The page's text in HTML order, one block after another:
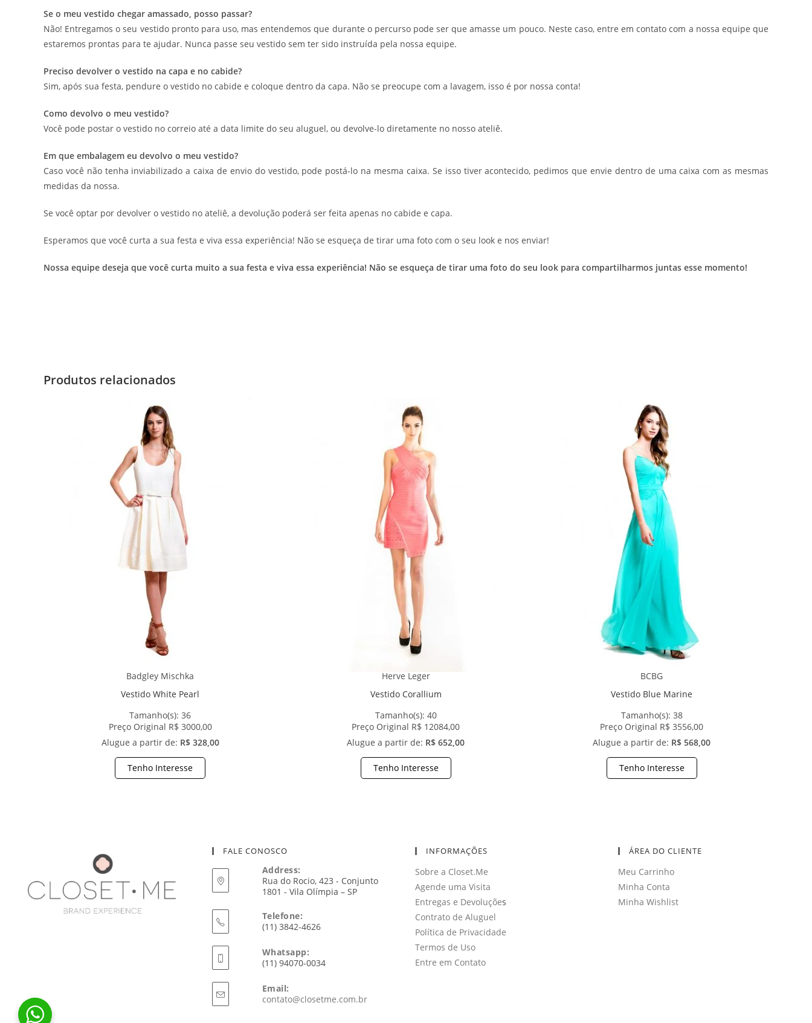
Se o meu vestido chegar amassado, posso passar?
Não! Entregamos o seu vestido pronto para uso, mas entendemos que durante o percurso pode ser que amasse um pouco. Neste caso, entre em contato com a nossa equipe que
estaremos prontas para te ajudar. Nunca passe seu vestido sem ter sido instruída pela nossa equipe.
Preciso devolver o vestido na capa e no cabide?
Sim, após sua festa, pendure o vestido no cabide e coloque dentro da capa. Não se preocupe com a lavagem, isso é por nossa conta!
Como devolvo o meu vestido?
Você pode postar o vestido no correio até a data limite do seu aluguel, ou devolve-lo diretamente no nosso ateliê.
Em que embalagem eu devolvo o meu vestido?
Caso você não tenha inviabilizado a caixa de envio do vestido, pode postá-lo na mesma caixa. Se isso tiver acontecido, pedimos que envie dentro de uma caixa com as mesmas
medidas da nossa.
Se você optar por devolver o vestido no ateliê, a devolução poderá ser feita apenas no cabide e capa.
Esperamos que você curta a sua festa e viva essa experiência! Não se esqueça de tirar uma foto com o seu look e nos enviar!
Nossa equipe deseja que você curta muito a sua festa e viva essa experiência! Não se esqueça de tirar uma foto do seu look para compartilharmos juntas esse momento!
Produtos relacionados
Badgley Mischka
Vestido White Pearl
Tamanho(s):36
Preço Original R$ 3000,00
Alugue a partir de: R$ 328,00
Tenho Interesse
Herve Leger
Vestido Corallium
Tamanho(s): 40
Preço Original R$ 12084,00
Alugue a partir de: R$ 652,00
Tenho Interesse
BCBG
Vestido Blue Marine
Tamanho(s): 38
Preço Original R$ 3556,00
Alugue a partir de: R$ 568,00
Tenho Interesse
FALE CONOSCO
Address:
Rua do Rocio, 423 - Conjunto
1801 - Vila Olímpia – SP
Telefone:
(11) 3842-4626
Whatsapp:
(11) 94070-0034
Email:
contato@closetme.com.brAbre
INFORMAÇÕES
Sobre a Closet.Me
Agende uma Visita
Entregas e Devoluções
Contrato de Aluguel
Política de Privacidade
Termos de Uso
Entre em Contato
ÁREA DO CLIENTE
Meu Carrinho
Minha Conta
Minha Wishlist